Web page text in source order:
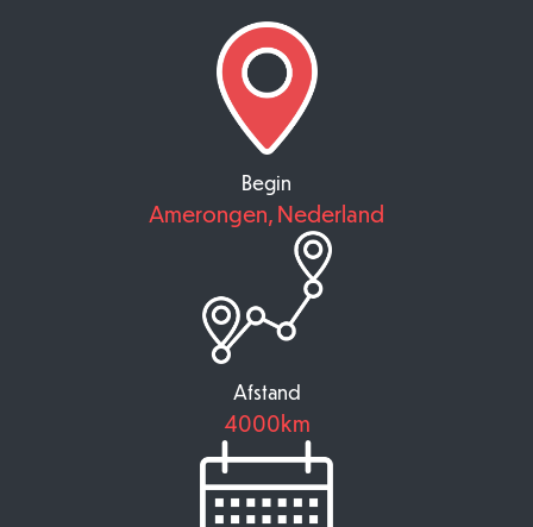
Begin
Amerongen, Nederland
Afstand
4000km